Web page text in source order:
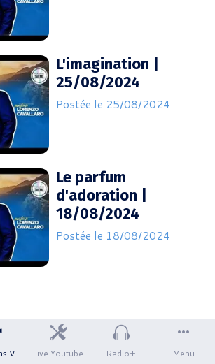
L'imagination |
25/08/2024
Postée le 25/08/2024
Le parfum
d'adoration |
18/08/2024
Postée le 18/08/2024
VH
Live Youtube Radio+ Menu